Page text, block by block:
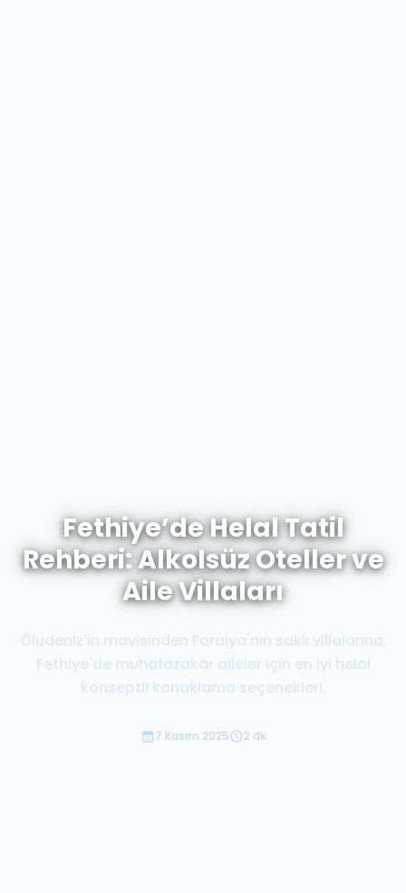
Fethiye’de Helal Tatil
Rehberi: Alkolsüz Oteller ve
Aile Villaları
Ölüdeniz'in mavisinden Faralya'nın saklı villalarına,
Fethiye'de muhafazakâr aileler için en iyi helal
konseptli konaklama seçenekleri.
7 Kasım 2025 2 dk